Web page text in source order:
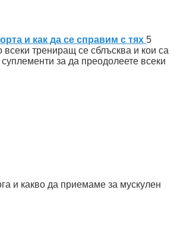
и как да се справим с тях 5
всеки трениращ се сблъсква и кои са
за да преодолеете всеки
и какво да приемаме за мускулен